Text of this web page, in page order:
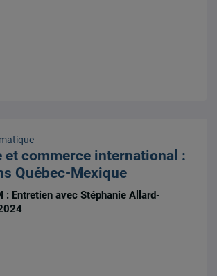
et commerce international :
Québec-Mexique
: Entretien avec Stéphanie Allard-